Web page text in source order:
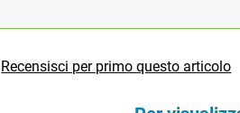
Recensisci per primo questo articolo